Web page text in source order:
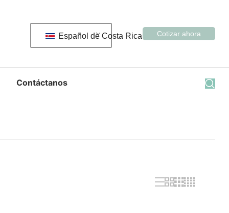
Español de Costa Rica Cotizar ahora
Contáctanos